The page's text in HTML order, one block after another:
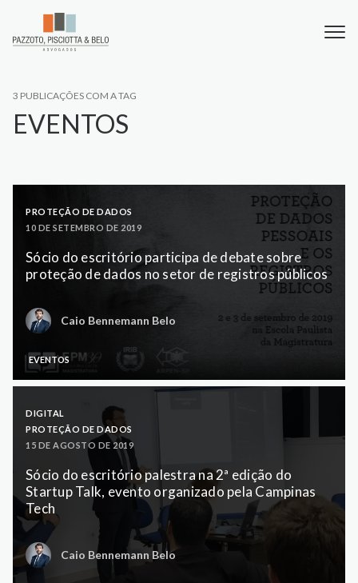
3 PUBLICAÇÕES COM A TAG
EVENTOS
PROTEÇÃO DE DADOS
10 DE SETEMBRO DE 2019
Sócio do escritório participa de debate sobre
proteção de dados no setor de registros públicos
Caio Bennemann Belo
EVENTOS
DIGITAL
PROTEÇÃO DE DADOS
15 DE AGOSTO DE 2019
Sócio do escritório palestra na 2ª edição do
Startup Talk, evento organizado pela Campinas
Tech
Caio Bennemann Belo